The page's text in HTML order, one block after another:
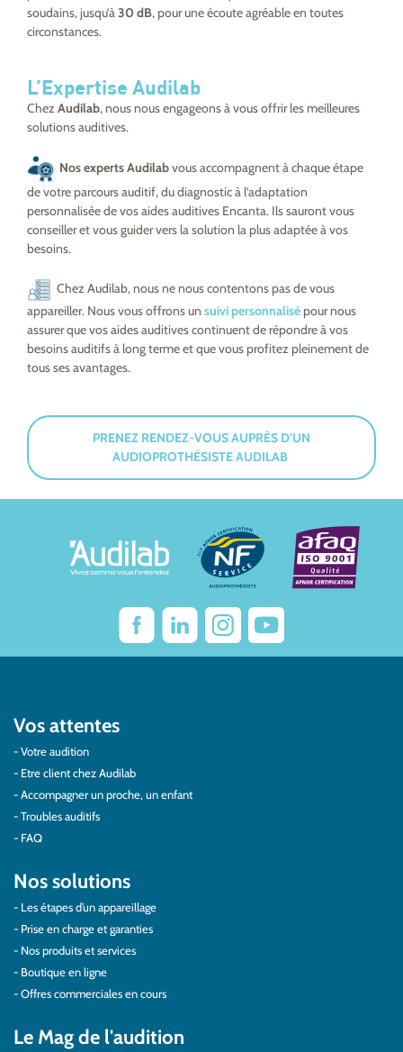
soudains, jusqu’à30 dB, pour une écoute agréable en toutes
circonstances.
L’Expertise Audilab
ChezAudilab, nous nous engageons à vous offrir les meilleures
solutions auditives.
Nos experts Audilabvous accompagnent à chaque étape
de votre parcours auditif, du diagnostic à l’adaptation
personnalisée de vos aides auditives Encanta. Ils sauront vous
conseiller et vous guider vers la solution la plus adaptée à vos
besoins.
Chez Audilab, nous ne nous contentons pas de vous
appareiller. Nous vous offrons un suivi personnalisépour nous
assurer que vos aides auditives continuent de répondre à vos
besoins auditifs à long terme et que vous profitez pleinement de
tous ses avantages.
PRENEZ RENDEZ-VOUS AUPRÈS D’UN
AUDIOPROTHÉSISTE AUDILAB
Vos attentes
Votre audition
Etre client chez Audilab
Accompagner un proche, un enfant
Troubles auditifs
FAQ
Nos solutions
Les étapes d’un appareillage
Prise en charge et garanties
Nos produits et services
Boutique en ligne
Offres commerciales en cours
Le Mag de l'audition